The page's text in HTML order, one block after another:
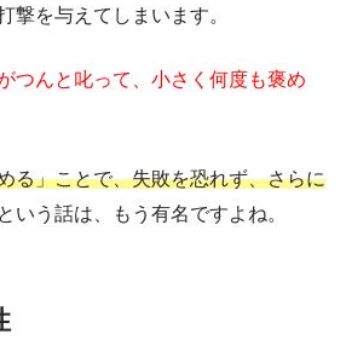
撃を与えてしまいます。
つんと叱って、小さく何度も褒め
る」ことで、失敗を恐れず、さらに
という話は、もう有名ですよね。